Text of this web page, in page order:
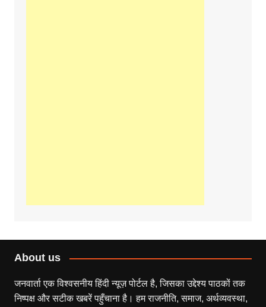
About us
जनवार्ता एक विश्वसनीय हिंदी न्यूज़ पोर्टल है, जिसका उद्देश्य पाठकों तक
निष्पक्ष और सटीक खबरें पहुँचाना है। हम राजनीति, समाज, अर्थव्यवस्था,